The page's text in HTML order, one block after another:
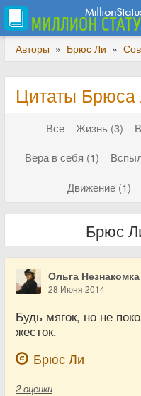
Авторы » Брюс Ли »
Цитаты Брюса
Все Жизнь (3)
Вера в себя (1)
Движение (1)
Брюс
Ольга Незнакомка
28 Июня 2014
Будь мягок, но не
жесток.
Брюс Ли
2 оценки